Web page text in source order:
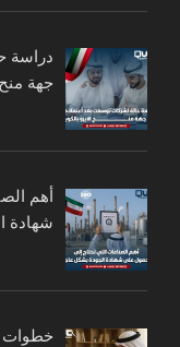
دراسة
جهة منح
أهم
شهادة